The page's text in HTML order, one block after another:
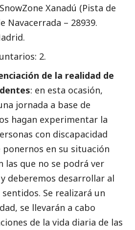
Xanadú (Pista de
Navacerrada – 28939.
2.
de la realidad de
: en esta ocasión,
jornada a base de
hagan experimentar la
con discapacidad
ponernos en su situación
las que no se podrá ver
deberemos desarrollar al
Se realizará un
se llevarán a cabo
de la vida diaria de las